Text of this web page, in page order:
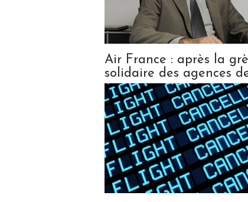
Air France : après la
solidaire des agences